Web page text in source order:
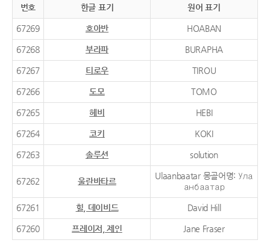
번호 한글 표기 원어 표기
67269 호아반 HOABAN
67268 부라파 BURAPHA
67267 티로우 TIROU
67266 도모 TOMO
67265 헤비 HEBI
67264 코키 KOKI
67263 솔루션 solution
67262 울란바타르
Ulaanbaatar 몽골어명: Ула
анбаатар
67261 힐, 데이비드 David Hill
67260 프레이저, 제인 Jane Fraser